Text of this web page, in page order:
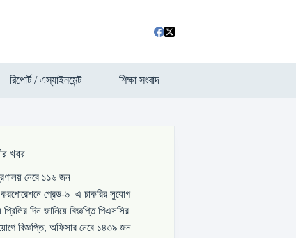
রিপোর্ট / এস্যাইনমেন্ট শিক্ষা সংবাদ
খবর
নেবে ১১৬ জন
গ্রেড-৯–এ চাকরির সুযোগ
দিন জানিয়ে বিজ্ঞপ্তি পিএসসির
বিজ্ঞপ্তি, অফিসার নেবে ১৪৩৯ জন